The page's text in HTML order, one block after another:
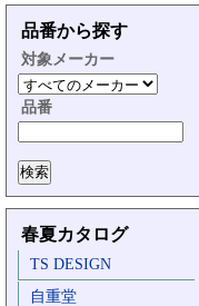
品番から探す
対象メーカー
品番
春夏カタログ
TS DESIGN
自重堂